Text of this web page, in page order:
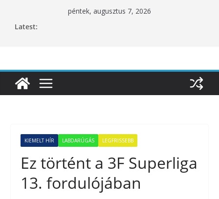
péntek, augusztus 7, 2026
Latest:
KIEMELT HÍR LABDARÚGÁS LEGFRISSEBB
Ez történt a 3F Superliga
13. fordulójában